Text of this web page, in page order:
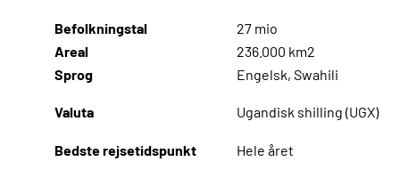
Befolkningstal
27 mio
Areal
236.000 km2
Sprog
Engelsk, Swahili
Valuta Ugandisk shilling (UGX)
Bedste rejsetidspunkt Hele året